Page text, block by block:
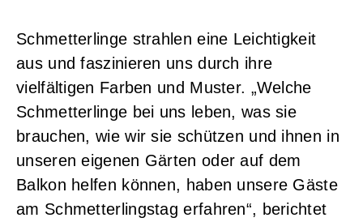
Schmetterlinge strahlen eine Leichtigkeit
aus und faszinieren uns durch ihre
vielfältigen Farben und Muster. „Welche
Schmetterlinge bei uns leben, was sie
brauchen, wie wir sie schützen und ihnen in
unseren eigenen Gärten oder auf dem
Balkon helfen können, haben unsere Gäste
am Schmetterlingstag erfahren“, berichtet